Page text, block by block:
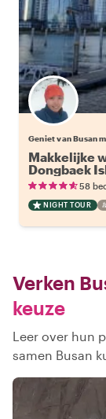
Geniet van Busan
Makkelijke
Dongbaek
58
NIGHT TOUR
Verken
keuze
Leer over hun
samen Busan